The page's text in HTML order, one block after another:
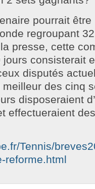
pourrait
regroupant
presse, cette
jours consisterait
disputés
des cinq
disposeraient
effectueraient
Tennis/
reforme.html